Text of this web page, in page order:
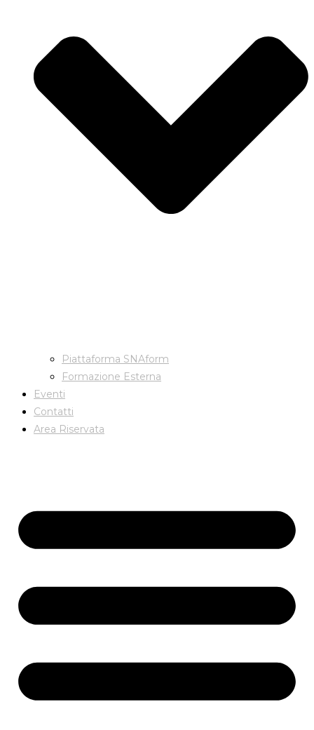
Piattaforma SNAform
Formazione Esterna
Eventi
Contatti
Area Riservata